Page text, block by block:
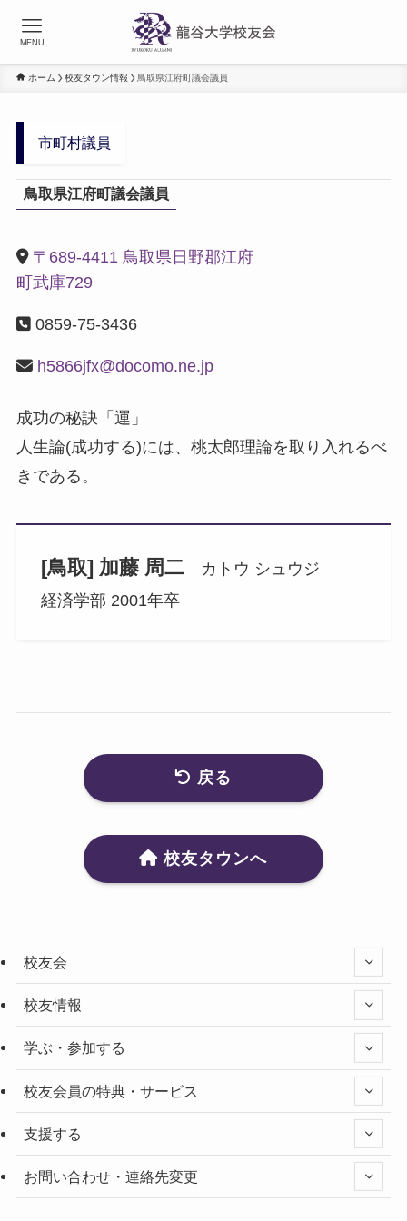
MENU
ホーム 校友タウン情報 鳥取県江府町議会議員
市町村議員
鳥取県江府町議会議員
〒689-4411 鳥取県日野郡江府
町武庫729
0859-75-3436
h5866jfx@docomo.ne.jp
成功の秘訣「運」
人生論(成功する)には、桃太郎理論を取り入れるべ
きである。
[鳥取] 加藤 周二カトウ シュウジ
経済学部 2001年卒
戻る
校友タウンへ
校友会
校友情報
学ぶ・参加する
校友会員の特典・サービス
支援する
お問い合わせ・連絡先変更